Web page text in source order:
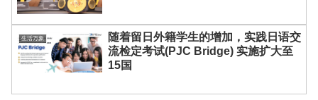
生活万象
随着留日外籍学生的增加，实践日语交
流检定考试(PJC Bridge) 实施扩大至
15国